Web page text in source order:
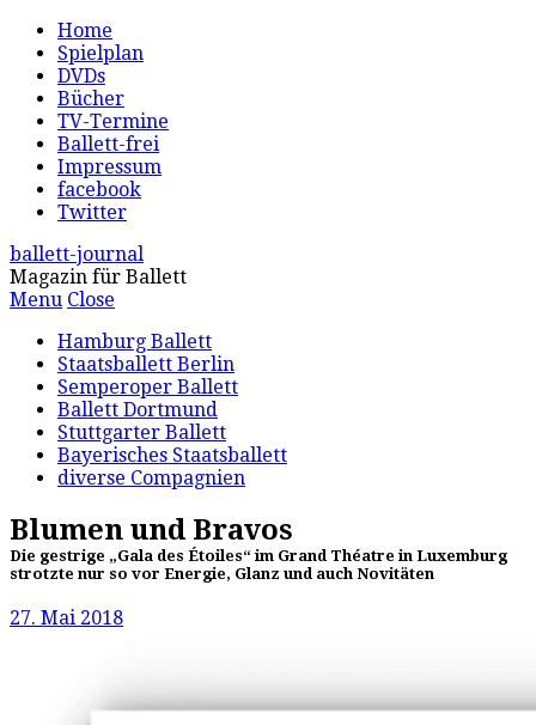
Home
Spielplan
DVDs
Bücher
TV-Termine
Ballett-frei
Impressum
facebook
Twitter
ballett-journal
Magazin für Ballett
Menu Close
Hamburg Ballett
Staatsballett Berlin
Semperoper Ballett
Ballett Dortmund
Stuttgarter Ballett
Bayerisches Staatsballett
diverse Compagnien
Blumen und Bravos
Die gestrige „Gala des Étoiles“ im Grand Théatre in Luxemburg
strotzte nur so vor Energie, Glanz und auch Novitäten
27. Mai 2018